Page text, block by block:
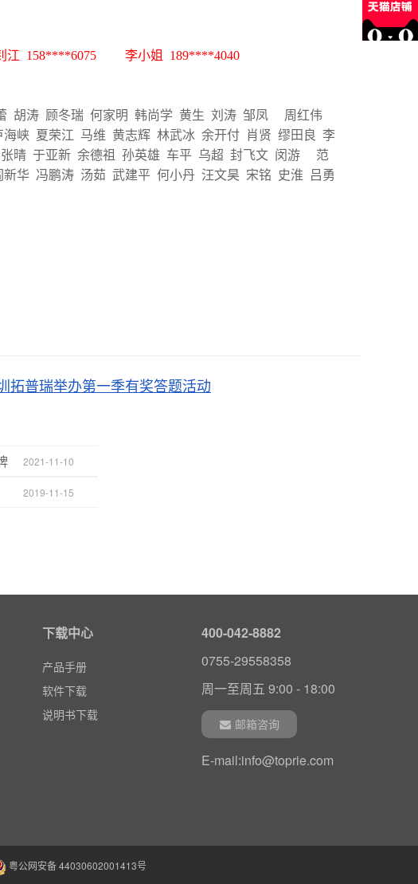
158****6075 李小姐 189****4040
胡涛 顾冬瑞 何家明 韩尚学 黄生 刘涛 邹凤 周红伟
峡 夏荣江 马维 黄志辉 林武冰 余开付 肖贤 缪田良 李
晴 于亚新 余德祖 孙英雄 车平 乌超 封飞文 闵游 范
华 冯鹏涛 汤茹 武建平 何小丹 汪文昊 宋铭 史淮 吕勇
拓普瑞举办第一季有奖答题活动
2021-11-10
2019-11-15
下载中心
产品手册
软件下载
说明书下载
400-042-8882
0755-29558358
周一至周五 9:00 - 18:00
邮箱咨询
E-mail:info@toprie.com
粤公网安备 44030602001413号